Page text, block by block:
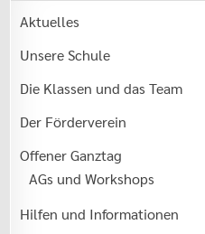
Aktuelles
Unsere Schule
Die Klassen und das Team
Der Förderverein
Offener Ganztag
AGs und Workshops
Hilfen und Informationen